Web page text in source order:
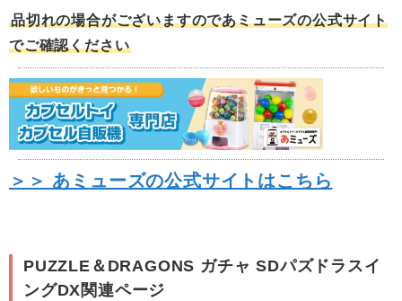
品切れの場合がございますのであミューズの公式サイト
でご確認ください
＞＞ あミューズの公式サイトはこちら
PUZZLE＆DRAGONS ガチャ SDパズドラスイ
ングDX関連ページ